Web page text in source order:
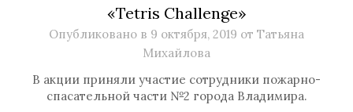
«Tetris Challenge»
Опубликовано в 9 октября, 2019 от Татьяна
Михайлова
В акции приняли участие сотрудники пожарно-
спасательной части №2 города Владимира.